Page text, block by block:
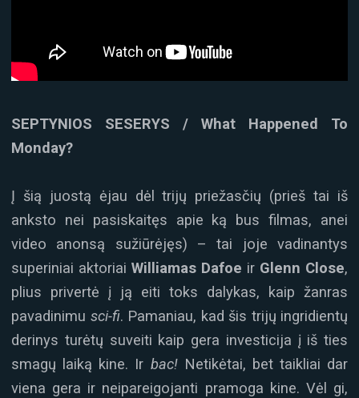
SEPTYNIOS SESERYS / What Happened To
Monday?
Į šią juostą ėjau dėl trijų priežasčių (prieš tai iš
anksto nei pasiskaitęs apie ką bus filmas, anei
video anonsą sužiūrėjęs) – tai joje vadinantys
superiniai aktoriai Williamas Dafoe ir Glenn Close,
plius privertė į ją eiti toks dalykas, kaip žanras
pavadinimu sci-fi. Pamaniau, kad šis trijų ingridientų
derinys turėtų suveiti kaip gera investicija į iš ties
smagų laiką kine. Ir bac!Netikėtai, bet taikliai dar
viena gera ir neipareigojanti pramoga kine. Vėl gi,